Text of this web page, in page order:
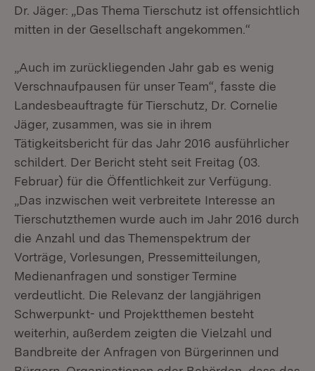
Dr. Jäger: „Das Thema Tierschutz ist offensichtlich
mitten in der Gesellschaft angekommen.“
„Auch im zurückliegenden Jahr gab es wenig
Verschnaufpausen für unser Team“, fasste die
Landesbeauftragte für Tierschutz, Dr. Cornelie
Jäger, zusammen, was sie in ihrem
Tätigkeitsbericht für das Jahr 2016 ausführlicher
schildert. Der Bericht steht seit Freitag (03.
Februar) für die Öffentlichkeit zur Verfügung.
„Das inzwischen weit verbreitete Interesse an
Tierschutzthemen wurde auch im Jahr 2016 durch
die Anzahl und das Themenspektrum der
Vorträge, Vorlesungen, Pressemitteilungen,
Medienanfragen und sonstiger Termine
verdeutlicht. Die Relevanz der langjährigen
Schwerpunkt- und Projektthemen besteht
weiterhin, außerdem zeigten die Vielzahl und
Bandbreite der Anfragen von Bürgerinnen und